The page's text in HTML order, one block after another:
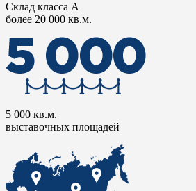
Склад класса А
более 20 000 кв.м.
5 000 кв.м.
выставочных площадей